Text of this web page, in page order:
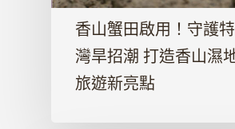
香山蟹田啟用！守護
灣旱招潮 打造香山濕
旅遊新亮點